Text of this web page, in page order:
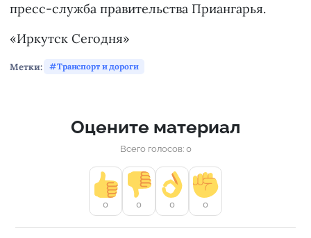
пресс-служба правительства Приангарья.
«Иркутск Сегодня»
Метки: Транспорт и дороги
Оцените материал
Всего голосов: 0
0 0 0 0